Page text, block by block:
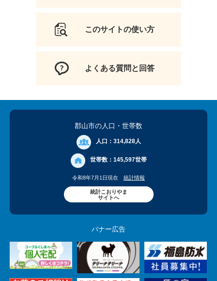
このサイトの使い方
よくある質問と回答
郡山市の人口 ・世帯数
人口： 314,828人
世帯数： 145,597世帯
令和8年7月1日現在 統計情報
統計こおりやま
サイトへ
バナー広告